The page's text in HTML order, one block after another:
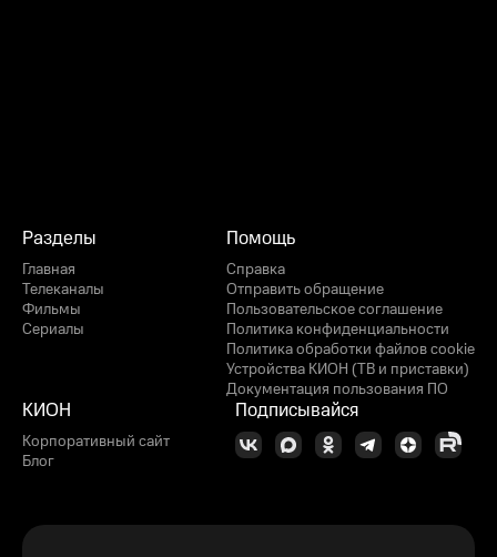
Разделы
Главная
Телеканалы
Фильмы
Сериалы
Помощь
Справка
Отправить обращение
Пользовательское соглашение
Политика конфиденциальности
Политика обработки файлов cookie
Устройства КИОН (ТВ и приставки)
Документация пользования ПО
КИОН
Корпоративный сайт
Блог
Подписывайся